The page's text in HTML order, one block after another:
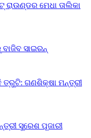
ରାଉଣ୍ଡର ମେଧା ତାଲିକା
ସାଇରନ୍
ଗଣଶିକ୍ଷା ମନ୍ତ୍ରୀ
ସୁରେଶ ପୂଜାରୀ